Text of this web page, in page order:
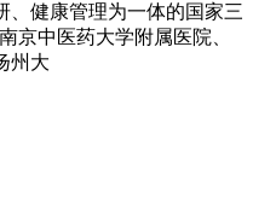
、健康管理为一体的国家三
京中医药大学附属医院、
州大